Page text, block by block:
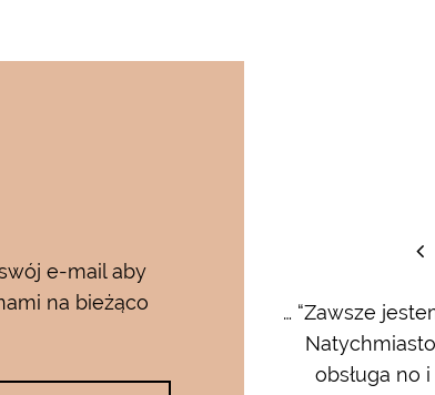
e-mail aby
na bieżąco
i kremu pod oczy…..od
mnie to strzał w
utrzymuje się ...
… “Zawsze
obsługa no